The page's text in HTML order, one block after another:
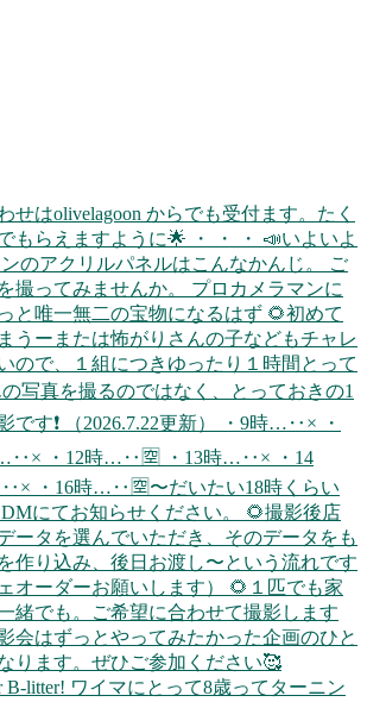
B-litter! ワイマにとって8歳ってターニン